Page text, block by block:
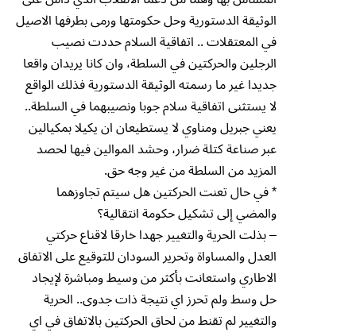
الوثيقة الدستورية وحل حكومتها ورمى بطرفها الاصيل
في المعتقلات .. اتفاقية السلام حددت نصيب
الرجلين والحركتين في السلطة، وان كانا يريدان واقعا
جديدا غير ما رسمته الوثيقة الدستورية فذلك الواقع
لا يستثنى اتفاقية سلام جوبا ونصيبهما في السلطة..
يعني جبريل ومناوي لا يستطيعان ان يكيلا بمكيالين
عبر صناعة كتلة ضرار، وحشد الموالين فيها لحصد
المزيد من السلطة من غير وجه حق.
* في حال تعنت الحركتين هل سيتم تجاوزهما
والمضي إلى تشكيل حكومة انتقالية؟
– بذلت الحرية والتغيير جهدا خارقا لاقناع حركتي
العدل والمساواة وتحرير السودان للتوقيع على الاتفاق
الاطاري واستعانت بأكثر من وسيط ومباشرة لإيجاد
حل وسط ولم تحرز اي نتيجة ذات جدوى.. الحرية
والتغيير لم تقنط من لحاق الحركتين بالاتفاق في اي